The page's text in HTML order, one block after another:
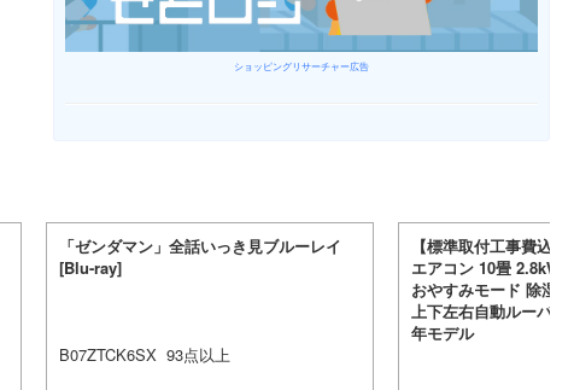
ショッピングリサーチャー広告
「ゼンダマン」全話いっき見ブルーレイ
[Blu-ray]
B07ZTCK6SX 93点以上
【標準取付工事費込
エアコン 10畳 2.8kW
おやすみモード 除湿
上下左右自動ルーバ
年モデル